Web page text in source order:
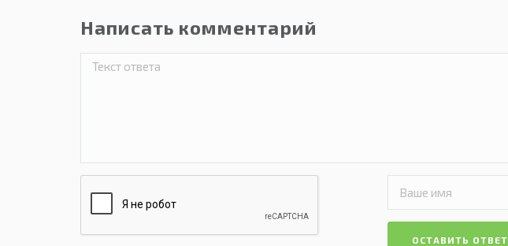
Написать комментарий
ОСТАВИТЬ ОТВЕТ